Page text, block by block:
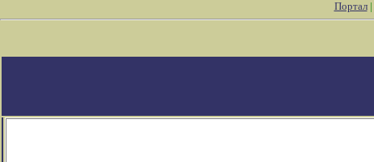
Портал|